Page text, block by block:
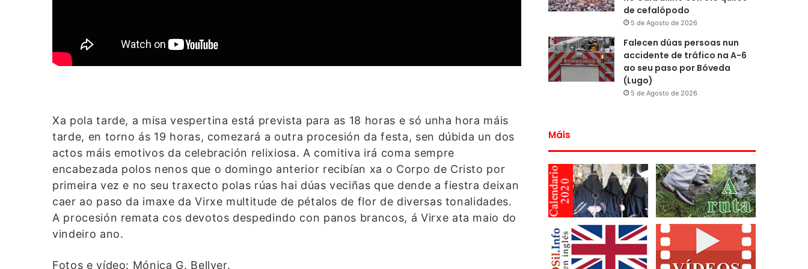
Xa pola tarde, a misa vespertina está prevista para as 18 horas e só unha hora máis
tarde, en torno ás 19 horas, comezará a outra procesión da festa, sen dúbida un dos
actos máis emotivos da celebración relixiosa. A comitiva irá coma sempre
encabezada polos nenos que o domingo anterior recibían xa o Corpo de Cristo por
primeira vez e no seu traxecto polas rúas hai dúas veciñas que dende a fiestra deixan
caer ao paso da imaxe da Virxe multitude de pétalos de flor de diversas tonalidades.
A procesión remata cos devotos despedindo con panos brancos, á Virxe ata maio do
vindeiro ano.
Fotos e vídeo: Mónica G. Bellver.
de cefalópodo
5 de Agosto de 2026
Falecen dúas persoas nun
accidente de tráfico na A-6
ao seu paso por Bóveda
(Lugo)
5 de Agosto de 2026
Máis